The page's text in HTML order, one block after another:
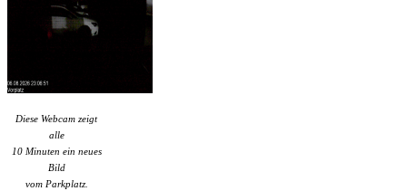
Diese Webcam zeigt
alle
10 Minuten ein neues
Bild
vom Parkplatz.